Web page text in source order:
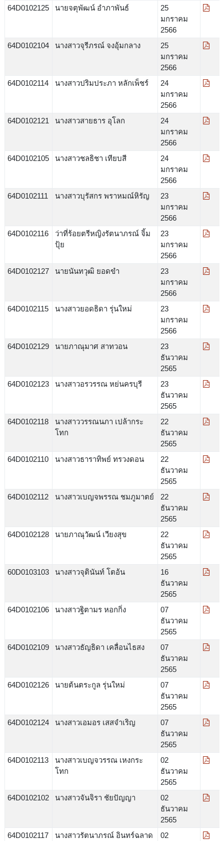
64D0102125 นายจตุพัฒน์ อำภาพันธ์
25
มกราคม
2566
64D0102104
นางสาวจุรีภรณ์ จงอุ้มกลาง
25
มกราคม
2566
64D0102114
นางสาวปริมประภา หลักเพ็ชร์
24
มกราคม
2566
64D0102121
นางสาวสายธาร อุโลก
24
มกราคม
2566
64D0102105
นางสาวชลธิชา เทียบสี
24
มกราคม
2566
64D0102111
นางสาวบุรัสกร พราหมณ์หิรัญ
23
มกราคม
2566
64D0102116
ว่าที่ร้อยตรีหญิงรัตนาภรณ์ จิ้ม
ปุ้ย
23
มกราคม
2566
64D0102127
นายนันทวุฒิ ยอดขำ
23
มกราคม
2566
64D0102115
นางสาวยอดธิดา รุ่นใหม่
23
มกราคม
2566
64D0102129
นายภาณุมาศ สาทวอน
23
ธันวาคม
2565
64D0102123
นางสาวอรวรรณ หย่นครบุรี
23
ธันวาคม
2565
64D0102118
นางสาววรรณนภา เปล้ากระ
โทก
22
ธันวาคม
2565
64D0102110
นางสาวธาราทิพย์ ทรวงดอน
22
ธันวาคม
2565
64D0102112
นางสาวเบญจพรรณ ชมภูมาตย์
22
ธันวาคม
2565
64D0102128
นายภาณุวัฒน์ เวียงสุข
22
ธันวาคม
2565
60D0103103
นางสาวจุตินันท์ โตอ้น
16
ธันวาคม
2565
64D0102106
นางสาวฐิตามร หอกกิ่ง
07
ธันวาคม
2565
64D0102109
นางสาวธัญธิดา เคลื่อนไธสง
07
ธันวาคม
2565
64D0102126
นายต้นตระกูล รุ่นใหม่
07
ธันวาคม
2565
64D0102124
นางสาวเอมอร เสสจำเริญ
07
ธันวาคม
2565
64D0102113
นางสาวเบญจวรรณ เหงกระ
โทก
02
ธันวาคม
2565
64D0102102
นางสาวจันจิรา ชัยปัญญา
02
ธันวาคม
2565
64D0102117
นางสาวรัตนาภรณ์ อินทร์ฉลาด
02